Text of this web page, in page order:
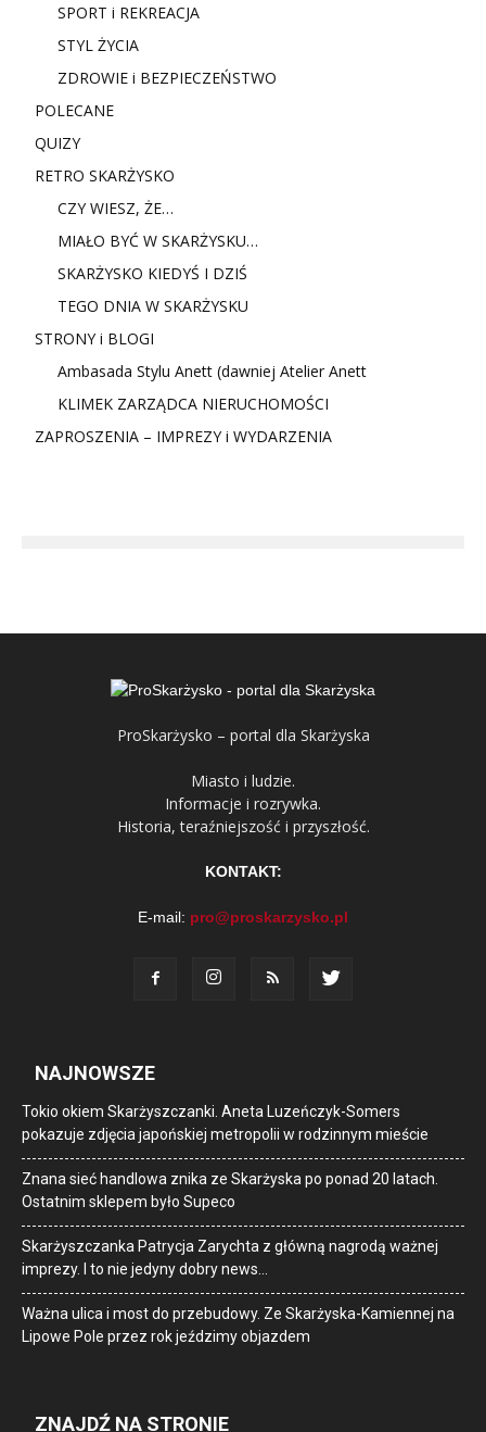
SPORT i REKREACJA
STYL ŻYCIA
ZDROWIE i BEZPIECZEŃSTWO
POLECANE
QUIZY
RETRO SKARŻYSKO
CZY WIESZ, ŻE…
MIAŁO BYĆ W SKARŻYSKU…
SKARŻYSKO KIEDYŚ I DZIŚ
TEGO DNIA W SKARŻYSKU
STRONY i BLOGI
Ambasada Stylu Anett (dawniej Atelier Anett
KLIMEK ZARZĄDCA NIERUCHOMOŚCI
ZAPROSZENIA – IMPREZY i WYDARZENIA
ProSkarżysko – portal dla Skarżyska
Miasto i ludzie.
Informacje i rozrywka.
Historia, teraźniejszość i przyszłość.
KONTAKT:
E-mail: pro@proskarzysko.pl
NAJNOWSZE
Tokio okiem Skarżyszczanki. Aneta Luzeńczyk-Somers
pokazuje zdjęcia japońskiej metropolii w rodzinnym mieście
Znana sieć handlowa znika ze Skarżyska po ponad 20 latach.
Ostatnim sklepem było Supeco
Skarżyszczanka Patrycja Zarychta z główną nagrodą ważnej
imprezy. I to nie jedyny dobry news…
Ważna ulica i most do przebudowy. Ze Skarżyska-Kamiennej na
Lipowe Pole przez rok jeździmy objazdem
ZNAJDŹ NA STRONIE